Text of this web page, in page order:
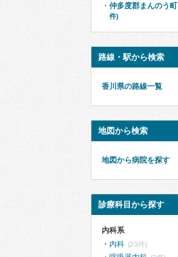
仲多度郡まんのう町
件)
路線・駅から検索
香川県の路線一覧
地図から検索
地図から病院を探す
診療科目から探す
内科系
内科 (23件)